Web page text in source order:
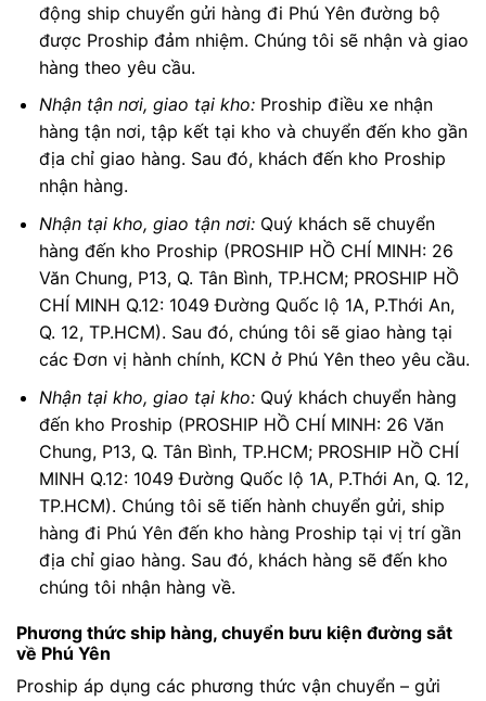
động ship chuyển gửi hàng đi Phú Yên đường bộ
được Proship đảm nhiệm. Chúng tôi sẽ nhận và giao
hàng theo yêu cầu.
Nhận tận nơi, giao tại kho:Proship điều xe nhận
hàng tận nơi, tập kết tại kho và chuyển đến kho gần
địa chỉ giao hàng. Sau đó, khách đến kho Proship
nhận hàng.
Nhận tại kho, giao tận nơi:Quý khách sẽ chuyển
hàng đến kho Proship (PROSHIP HỒ CHÍ MINH: 26
Văn Chung, P13, Q. Tân Bình, TP.HCM; PROSHIP HỒ
CHÍ MINH Q.12: 1049 Đường Quốc lộ 1A, P.Thới An,
Q. 12, TP.HCM). Sau đó, chúng tôi sẽ giao hàng tại
các Đơn vị hành chính, KCN ở Phú Yên theo yêu cầu.
Nhận tại kho, giao tại kho:Quý khách chuyển hàng
đến kho Proship (PROSHIP HỒ CHÍ MINH: 26 Văn
Chung, P13, Q. Tân Bình, TP.HCM; PROSHIP HỒ CHÍ
MINH Q.12: 1049 Đường Quốc lộ 1A, P.Thới An, Q. 12,
TP.HCM). Chúng tôi sẽ tiến hành chuyển gửi, ship
hàng đi Phú Yên đến kho hàng Proship tại vị trí gần
địa chỉ giao hàng. Sau đó, khách hàng sẽ đến kho
chúng tôi nhận hàng về.
Phương thức ship hàng, chuyển bưu kiện đường sắt
về Phú Yên
Proship áp dụng các phương thức vận chuyển – gửi